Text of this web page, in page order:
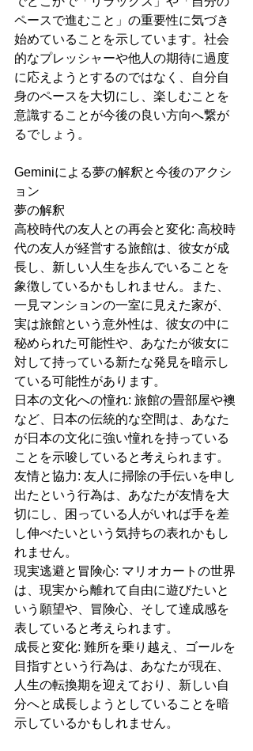
ペースで進むこと」の重要性に気づき
始めていることを示しています。社会
的なプレッシャーや他人の期待に過度
に応えようとするのではなく、自分自
身のペースを大切にし、楽しむことを
意識することが今後の良い方向へ繋が
るでしょう。
Geminiによる夢の解釈と今後のアクシ
ョン
夢の解釈
高校時代の友人との再会と変化: 高校時
代の友人が経営する旅館は、彼女が成
長し、新しい人生を歩んでいることを
象徴しているかもしれません。また、
一見マンションの一室に見えた家が、
実は旅館という意外性は、彼女の中に
秘められた可能性や、あなたが彼女に
対して持っている新たな発見を暗示し
ている可能性があります。
日本の文化への憧れ: 旅館の畳部屋や襖
など、日本の伝統的な空間は、あなた
が日本の文化に強い憧れを持っている
ことを示唆していると考えられます。
友情と協力: 友人に掃除の手伝いを申し
出たという行為は、あなたが友情を大
切にし、困っている人がいれば手を差
し伸べたいという気持ちの表れかもし
れません。
現実逃避と冒険心: マリオカートの世界
は、現実から離れて自由に遊びたいと
いう願望や、冒険心、そして達成感を
表していると考えられます。
成長と変化: 難所を乗り越え、ゴールを
目指すという行為は、あなたが現在、
人生の転換期を迎えており、新しい自
分へと成長しようとしていることを暗
示しているかもしれません。